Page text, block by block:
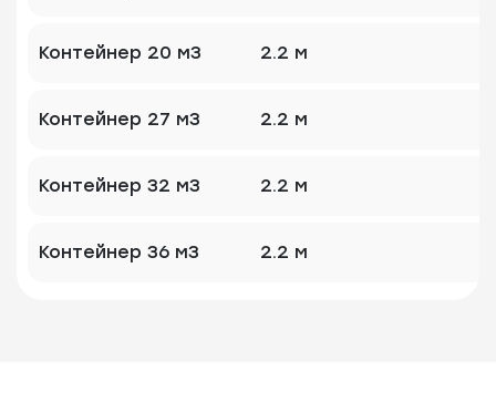
Контейнер 20 м3 2.2 м
Контейнер 27 м3 2.2 м
Контейнер 32 м3 2.2 м
Контейнер 36 м3 2.2 м